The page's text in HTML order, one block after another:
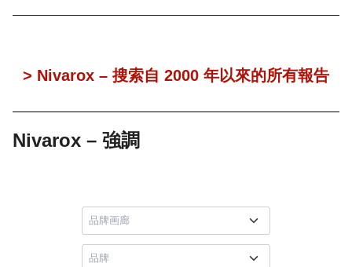
> Nivarox – 搜索自 2000 年以來的所有報告
Nivarox – 強調